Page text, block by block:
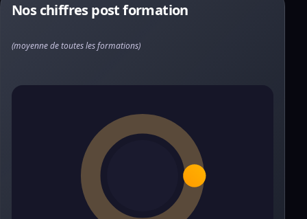
Nos chiffres post formation
(moyenne de toutes les formations)